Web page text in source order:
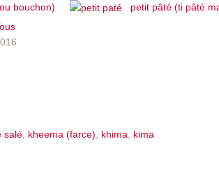
bouchon)
petit pâté (ti pâté
salé, kheema (farce), khima, kima